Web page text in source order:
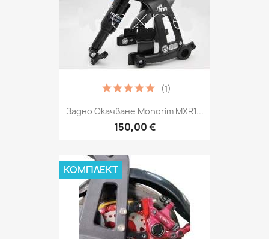
Задно Окачване Monorim MXR1...
150,00 €
(1)
КОМПЛЕКТ